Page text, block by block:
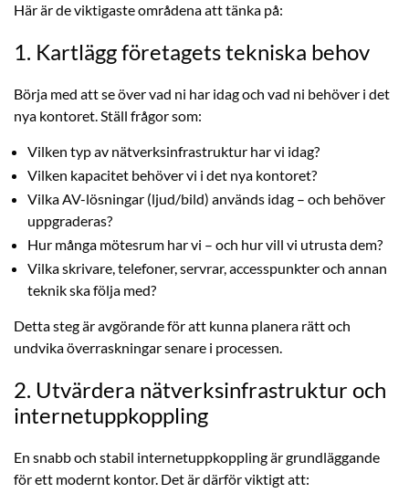
Här är de viktigaste områdena att tänka på:
1. Kartlägg företagets tekniska behov
Börja med att se över vad ni har idag och vad ni behöver i det
nya kontoret. Ställ frågor som:
Vilken typ av nätverksinfrastruktur har vi idag?
Vilken kapacitet behöver vi i det nya kontoret?
Vilka AV-lösningar (ljud/bild) används idag – och behöver
uppgraderas?
Hur många mötesrum har vi – och hur vill vi utrusta dem?
Vilka skrivare, telefoner, servrar, accesspunkter och annan
teknik ska följa med?
Detta steg är avgörande för att kunna planera rätt och
undvika överraskningar senare i processen.
2. Utvärdera nätverksinfrastruktur och
internetuppkoppling
En snabb och stabil internetuppkoppling är grundläggande
för ett modernt kontor. Det är därför viktigt att: